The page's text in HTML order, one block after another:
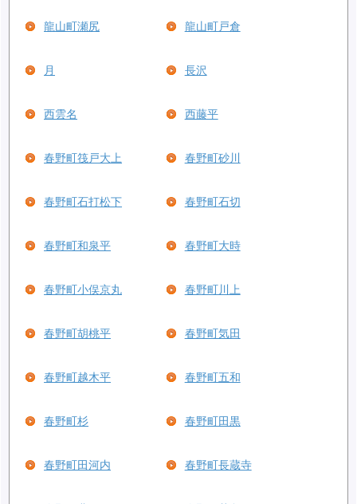
龍山町瀬尻 龍山町戸倉
月 長沢
西雲名 西藤平
春野町筏戸大上 春野町砂川
春野町石打松下 春野町石切
春野町和泉平 春野町大時
春野町小俣京丸 春野町川上
春野町胡桃平 春野町気田
春野町越木平 春野町五和
春野町杉 春野町田黒
春野町田河内 春野町長蔵寺